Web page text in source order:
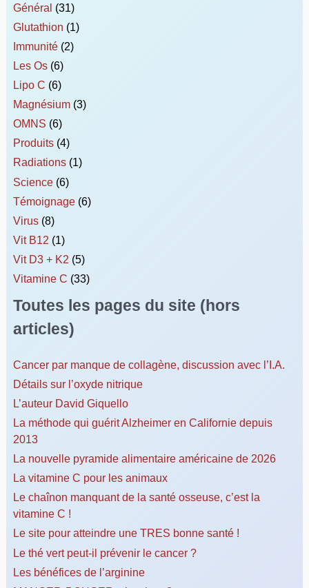
Général (31)
Glutathion (1)
Immunité(2)
Les Os(6)
Lipo C (6)
Magnésium(3)
OMNS (6)
Produits(4)
Radiations(1)
Science(6)
Témoignage(6)
Virus(8)
Vit B12 (1)
Vit D3 + K2 (5)
Vitamine C (33)
Toutes les pages du site (hors
articles)
Cancer par manque de collagène, discussion avec l’I.A.
Détails sur l’oxyde nitrique
L’auteur David Giquello
La méthode qui guérit Alzheimer en Californie depuis
2013
La nouvelle pyramide alimentaire américaine de 2026
La vitamine C pour les animaux
Le chaînon manquant de la santé osseuse, c’est la
vitamine C !
Le site pour atteindre une TRES bonne santé !
Le thé vert peut-il prévenir le cancer ?
Les bénéfices de l’arginine